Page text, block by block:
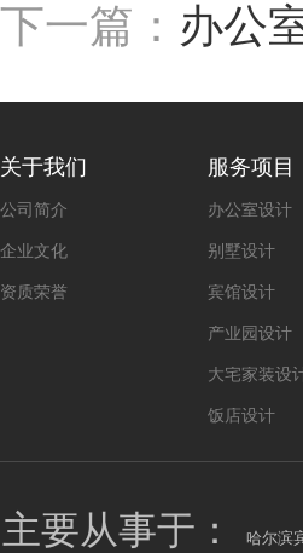
下一篇： 办公
关于我们
公司简介
企业文化
资质荣誉
服务项目
办公室设计
别墅设计
宾馆设计
产业园设计
大宅家装设
饭店设计
主要从事于： 哈尔滨